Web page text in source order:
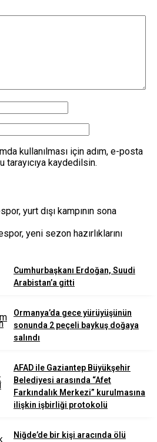
kullanılması için adım, e-posta
kaydedilsin.
yeni sezon hazırlıklarını
Cumhurbaşkanı Erdoğan, Suudi
Arabistan’a gitti
Ormanya’da gece yürüyüşünün
sonunda 2 peçeli baykuş doğaya
salındı
AFAD ile Gaziantep Büyükşehir
Belediyesi arasında “Afet
Farkındalık Merkezi” kurulmasına
ilişkin işbirliği protokolü
Niğde’de bir kişi aracında ölü